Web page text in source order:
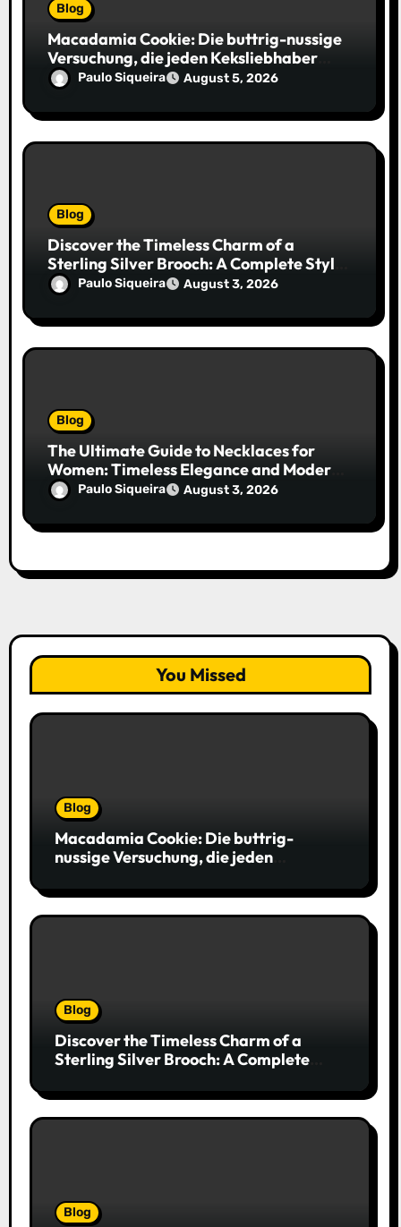
Blog
Macadamia Cookie: Die buttrig-nussige
Versuchung, die jeden Keksliebhaber
verführtPaulo Siqueira August 5, 2026
Blog
Discover the Timeless Charm of a
Sterling Silver Brooch: A Complete Style
Companion
Paulo Siqueira August 3, 2026
Blog
The Ultimate Guide to Necklaces for
Women: Timeless Elegance and Modern
TrendsPaulo Siqueira August 3, 2026
You Missed
Blog
Macadamia Cookie: Die buttrig-
nussige Versuchung, die jeden
Blog
Discover the Timeless Charm of a
Sterling Silver Brooch: A Complete
Blog